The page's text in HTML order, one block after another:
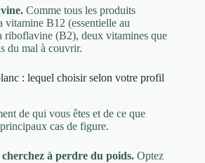
Comme tous les produits
vitamine B12 (essentielle au
riboflavine (B2), deux vitamines que
du mal à couvrir.
: lequel choisir selon votre profil
de qui vous êtes et de ce que
cas de figure.
à perdre du poids. Optez